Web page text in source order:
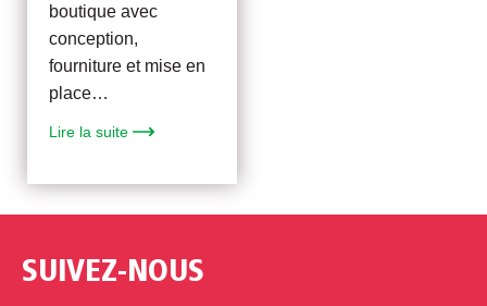
boutique avec
conception,
fourniture et mise en
place…
Lire la suite
SUIVEZ-NOUS